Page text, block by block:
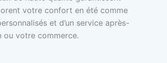
votre confort en été comme
et d’un service après-
ou votre commerce.